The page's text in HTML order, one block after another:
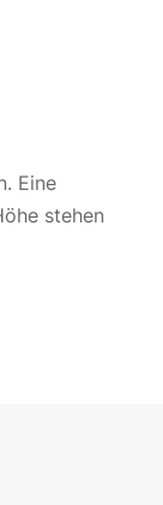
Eine
stehen